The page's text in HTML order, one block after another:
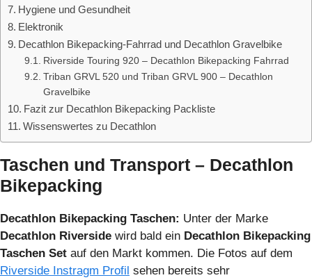
Hygiene und Gesundheit
Elektronik
Decathlon Bikepacking-Fahrrad und Decathlon Gravelbike
Riverside Touring 920 – Decathlon Bikepacking Fahrrad
Triban GRVL 520 und Triban GRVL 900 – Decathlon
Gravelbike
Fazit zur Decathlon Bikepacking Packliste
Wissenswertes zu Decathlon
Taschen und Transport – Decathlon
Bikepacking
Decathlon Bikepacking Taschen: Unter der Marke
Decathlon Riverside wird bald ein Decathlon Bikepacking
Taschen Set auf den Markt kommen. Die Fotos auf dem
Riverside Instragm Profil sehen bereits sehr